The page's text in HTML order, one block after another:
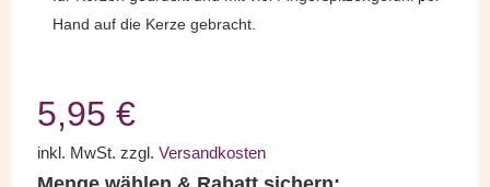
Hand auf die Kerze gebracht.
5,95 €
inkl. MwSt. zzgl. Versandkosten